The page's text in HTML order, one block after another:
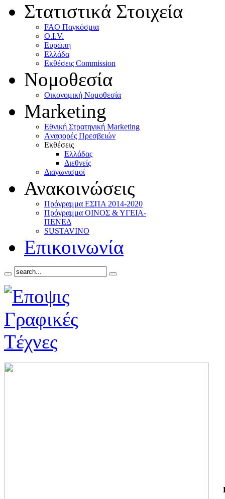
Στατιστικά Στοιχεία
FAO Παγκόσμια
O.I.V.
Ευρώπη
Ελλάδα
Eκθέσεις Commission
Νομοθεσία
Οικονομική Νομοθεσία
Marketing
Eθνική Στρατηγική Marketing
Aναφορές Πρεσβειών
Eκθέσεις
Eλλάδας
Διεθνείς
Διαγωνισμοί
Ανακοινώσεις
Πρόγραμμα ΕΣΠΑ 2014-2020
Πρόγραμμα ΟΙΝΟΣ & ΥΓΕΙΑ-
ΠΕΝΕΔ
SUSTAVINO
Επικοινωνία